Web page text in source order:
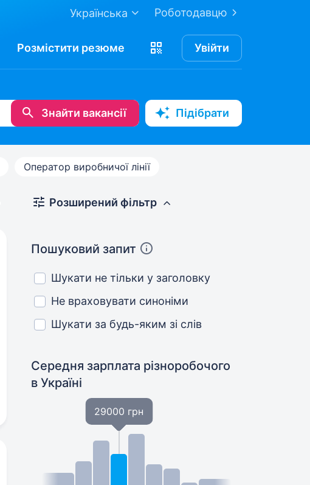
Роботодавцю
Українська
Розмістити резюме Увійти
Знайти вакансії Підібрати
Оператор виробничої лінії
Розширений фільтр
Пошуковий запит
Шукати не тільки у заголовку
Не враховувати синоніми
Шукати за будь-яким зі слів
Середня зарплата різноробочого
в Україні
29000 грн